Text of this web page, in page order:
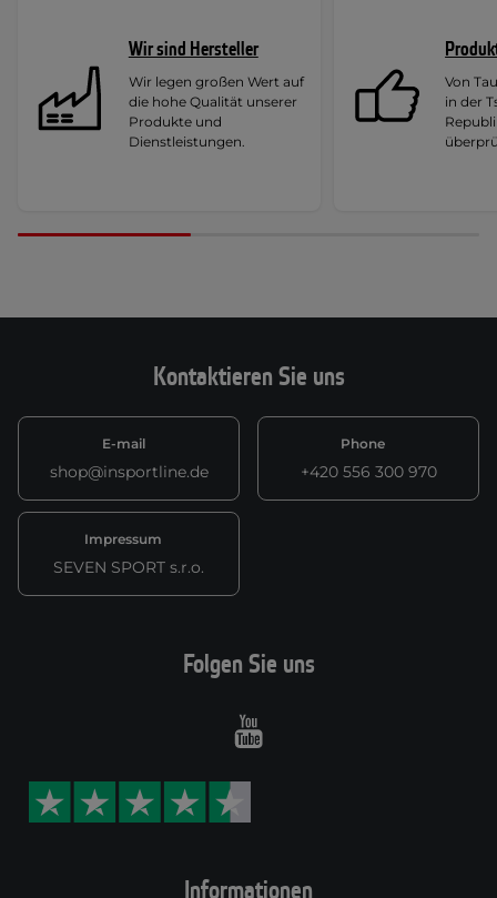
Wir sind Hersteller
Wir legen großen Wert auf
die hohe Qualität unserer
Produkte und
Dienstleistungen.
Von
in der
Kontaktieren Sie uns
E-mail
shop@insportline.de
Phone
+420 556 300 970
Impressum
SEVEN SPORT s.r.o.
Informationen
Folgen Sie uns
Youtube